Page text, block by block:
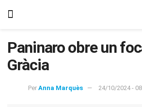
Paninaro obre un
Gràcia
Per Anna Marquès 24/10/2024 -